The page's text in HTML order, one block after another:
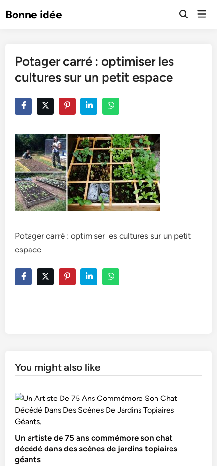
toBonne idée
Open
Potager carré : optimiser les
cultures sur un petit espace
Potager carré : optimiser les cultures sur un petit
espace
You might also like
Un artiste de 75 ans commémore son chat
décédé dans des scènes de jardins topiaires
géants